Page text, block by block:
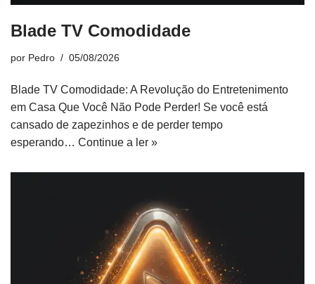
Blade TV Comodidade
por Pedro 05/08/2026
Blade TV Comodidade: A Revolução do Entretenimento
em Casa Que Você Não Pode Perder! Se você está
cansado de zapezinhos e de perder tempo
esperando… Continue a ler »